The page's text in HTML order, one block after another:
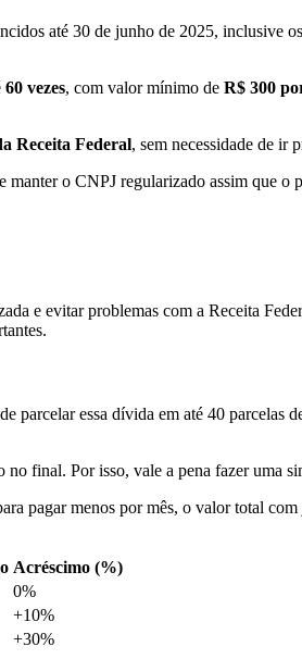
até 30 de junho de 2025, inclusive
60 vezes, com valor mínimo de R$ 300
Receita Federal, sem necessidade de ir
o CNPJ regularizado assim que
e evitar problemas com a Receita
essa dívida em até 40 parcelas
final. Por isso, vale a pena fazer uma
pagar menos por mês, o valor total
Acréscimo (%)
0%
+10%
+30%